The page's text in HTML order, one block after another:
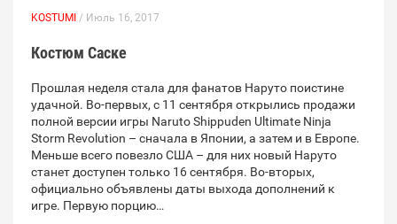
KOSTUMI / Июль 16, 2017
Костюм Саске
Прошлая неделя стала для фанатов Наруто поистине
удачной. Во-первых, с 11 сентября открылись продажи
полной версии игры Naruto Shippuden Ultimate Ninja
Storm Revolution – сначала в Японии, а затем и в Европе.
Меньше всего повезло США – для них новый Наруто
станет доступен только 16 сентября. Во-вторых,
официально объявлены даты выхода дополнений к
игре. Первую порцию…